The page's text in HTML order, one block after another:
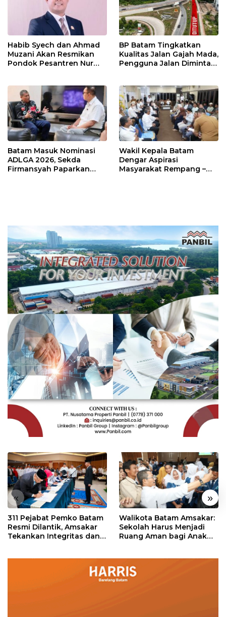
Habib Syech dan Ahmad
Muzani Akan Resmikan
Pondok Pesantren Nur
BP Batam Tingkatkan
Kualitas Jalan Gajah Mada,
Pengguna Jalan Diminta
Batam Masuk Nominasi
ADLGA 2026, Sekda
Firmansyah Paparkan
Wakil Kepala Batam
Dengar Aspirasi
Masyarakat Rempang –
« »
311 Pejabat Pemko Batam
Resmi Dilantik, Amsakar
Tekankan Integritas dan
Walikota Batam Amsakar:
Sekolah Harus Menjadi
Ruang Aman bagi Anak